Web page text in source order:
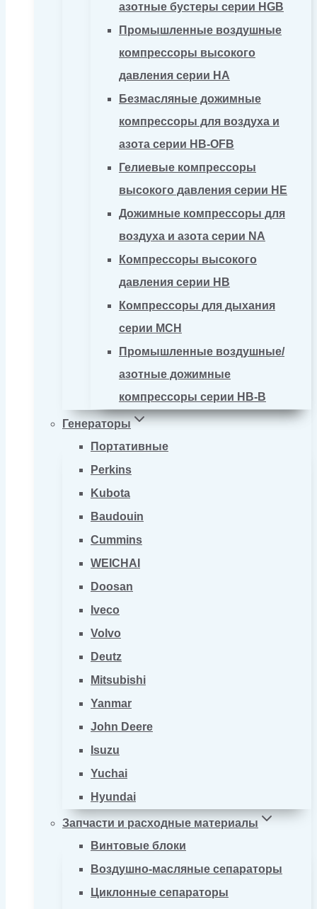
азотные бустеры серии HGB
Промышленные воздушные
компрессоры высокого
давления серии HA
Безмасляные дожимные
компрессоры для воздуха и
азота серии HB-OFB
Гелиевые компрессоры
высокого давления серии HE
Дожимные компрессоры для
воздуха и азота серии NA
Компрессоры высокого
давления серии HB
Компрессоры для дыхания
серии MCH
Промышленные воздушные/
азотные дожимные
компрессоры серии HB-B
Генераторы
Портативные
Perkins
Kubota
Baudouin
Cummins
WEICHAI
Doosan
Iveco
Volvo
Deutz
Mitsubishi
Yanmar
John Deere
Isuzu
Yuchai
Hyundai
Запчасти и расходные материалы
Винтовые блоки
Воздушно-масляные сепараторы
Циклонные сепараторы